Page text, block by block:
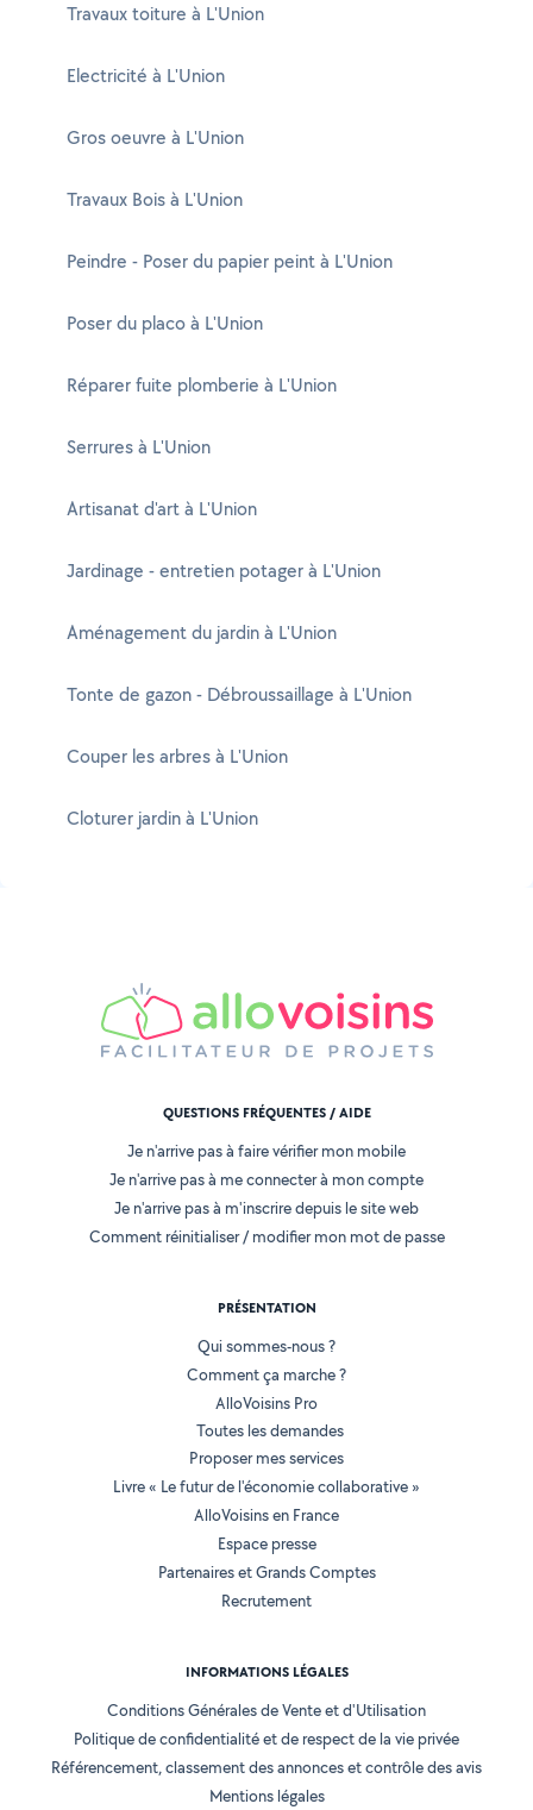
Travaux toiture à L'Union
Electricité à L'Union
Gros oeuvre à L'Union
Travaux Bois à L'Union
Peindre - Poser du papier peint à L'Union
Poser du placo à L'Union
Réparer fuite plomberie à L'Union
Serrures à L'Union
Artisanat d'art à L'Union
Jardinage - entretien potager à L'Union
Aménagement du jardin à L'Union
Tonte de gazon - Débroussaillage à L'Union
Couper les arbres à L'Union
Cloturer jardin à L'Union
QUESTIONS FRÉQUENTES / AIDE
Je n'arrive pas à faire vérifier mon mobile
Je n'arrive pas à me connecter à mon compte
Je n'arrive pas à m'inscrire depuis le site web
Comment réinitialiser / modifier mon mot de passe
PRÉSENTATION
Qui sommes-nous ?
Comment ça marche ?
AlloVoisins Pro
Toutes les demandes
Proposer mes services
Livre « Le futur de l'économie collaborative »
AlloVoisins en France
Espace presse
Partenaires et Grands Comptes
Recrutement
INFORMATIONS LÉGALES
Conditions Générales de Vente et d'Utilisation
Politique de confidentialité et de respect de la vie privée
Référencement, classement des annonces et contrôle des avis
Mentions légales